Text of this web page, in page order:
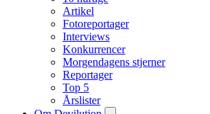
Artikel
Fotoreportager
Interviews
Konkurrencer
Morgendagens stjerner
Reportager
Top 5
Årslister